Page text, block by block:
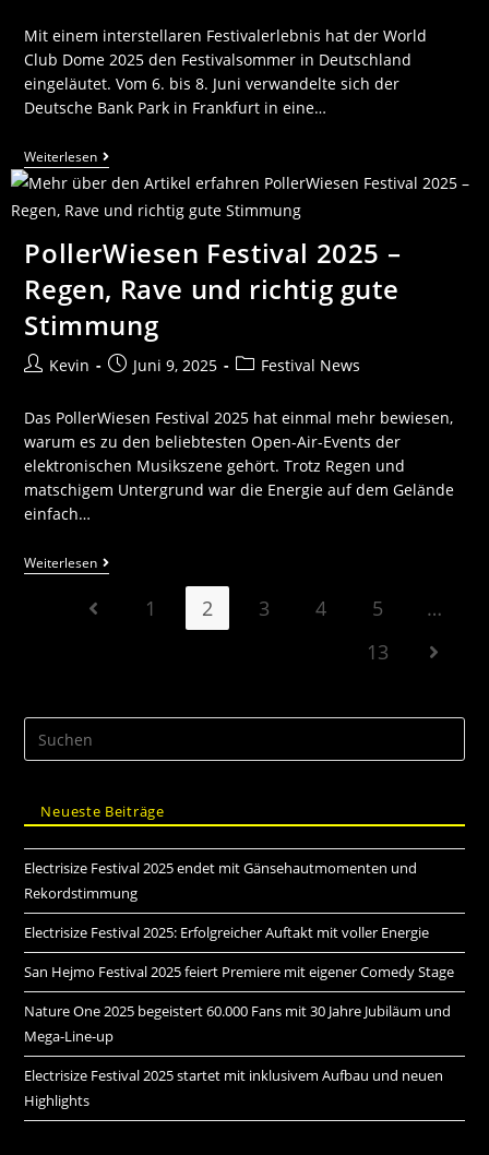
Mit einem interstellaren Festivalerlebnis hat der World
Club Dome 2025 den Festivalsommer in Deutschland
eingeläutet. Vom 6. bis 8. Juni verwandelte sich der
Deutsche Bank Park in Frankfurt in eine…
Weiterlesen
PollerWiesen Festival 2025 –
Regen, Rave und richtig gute
Stimmung
Kevin Juni 9, 2025 Festival News
Das PollerWiesen Festival 2025 hat einmal mehr bewiesen,
warum es zu den beliebtesten Open-Air-Events der
elektronischen Musikszene gehört. Trotz Regen und
matschigem Untergrund war die Energie auf dem Gelände
einfach…
Weiterlesen
1 2 3 4 5
…
13
Neueste Beiträge
Electrisize Festival 2025 endet mit Gänsehautmomenten und
Rekordstimmung
Electrisize Festival 2025: Erfolgreicher Auftakt mit voller Energie
San Hejmo Festival 2025 feiert Premiere mit eigener Comedy Stage
Nature One 2025 begeistert 60.000 Fans mit 30 Jahre Jubiläum und
Mega-Line-up
Electrisize Festival 2025 startet mit inklusivem Aufbau und neuen
Highlights